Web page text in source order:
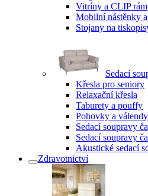
Vitríny a CLIP
Mobilní nástěnky
Stojany na
Sedací
Křesla pro seniory
Relaxační křesla
Taburety a pouffy
Pohovky a válendy
Sedací soupravy
Sedací soupravy
Akustické sedací
Zdravotnictví